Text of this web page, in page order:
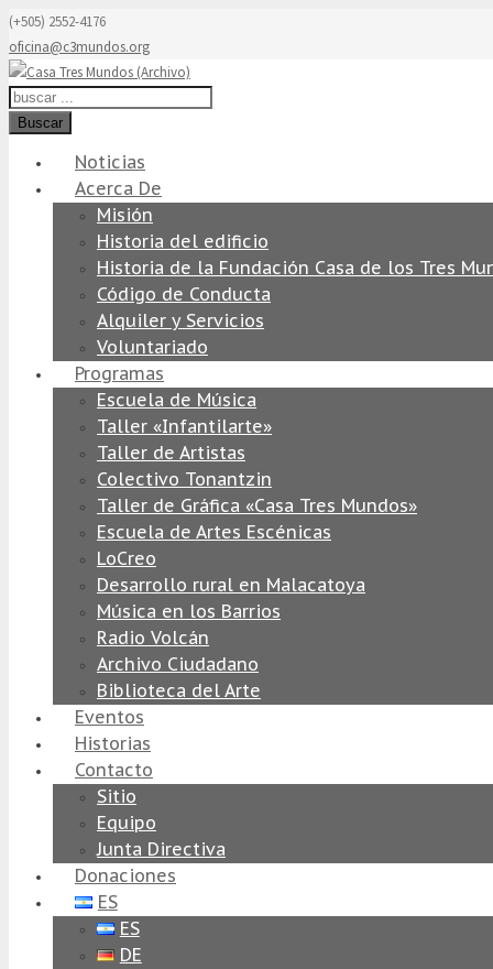
(+505) 2552-4176
oficina@c3mundos.org
Buscar
Noticias
Acerca De
Misión
Historia del edificio
Historia de la Fundación Casa de los Tres
Código de Conducta
Alquiler y Servicios
Voluntariado
Programas
Escuela de Música
Taller «Infantilarte»
Taller de Artistas
Colectivo Tonantzin
Taller de Gráfica «Casa Tres Mundos»
Escuela de Artes Escénicas
LoCreo
Desarrollo rural en Malacatoya
Música en los Barrios
Radio Volcán
Archivo Ciudadano
Biblioteca del Arte
Eventos
Historias
Contacto
Sitio
Equipo
Junta Directiva
Donaciones
ES
ES
DE